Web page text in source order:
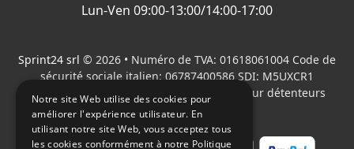
Lun-Ven 09:00-13:00/14:00-17:00
Sprint24 srl © 2026 • Numéro de TVA: 01618061004 Code de
sécurité sociale italien: 06787400586 SDI: M5UXCR1
Tous les logos cités sont la propriété de leur détenteurs
respectifs.
Notre site Web utilise des cookies pour
améliorer l'expérience utilisateur. En
utilisant notre site Web, vous acceptez tous
les cookies conformément à notre Politique